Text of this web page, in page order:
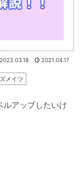
2022.03.18 2021.04.17
メイツ
アップしたいけ